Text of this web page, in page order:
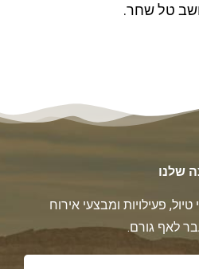
טל שחר.
שלנו
פעילויות ומבצעי אירוח
לאף גורם.